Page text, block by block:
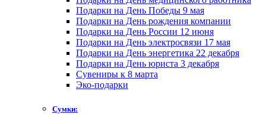
Подарки на День Победы 9 мая
Подарки на День рождения компании
Подарки на День России 12 июня
Подарки на День электросвязи 17 мая
Подарки на День энергетика 22 декабря
Подарки на День юриста 3 декабря
Сувениры к 8 марта
Эко-подарки
Сумки: